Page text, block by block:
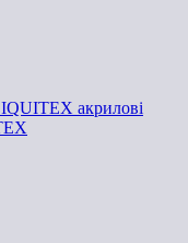
акрилові